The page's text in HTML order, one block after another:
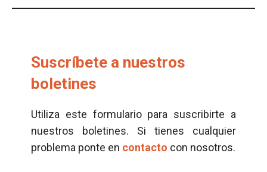
Suscríbete a nuestros
boletines
Utiliza este formulario para suscribirte a
nuestros boletines. Si tienes cualquier
problema ponte en contacto con nosotros.